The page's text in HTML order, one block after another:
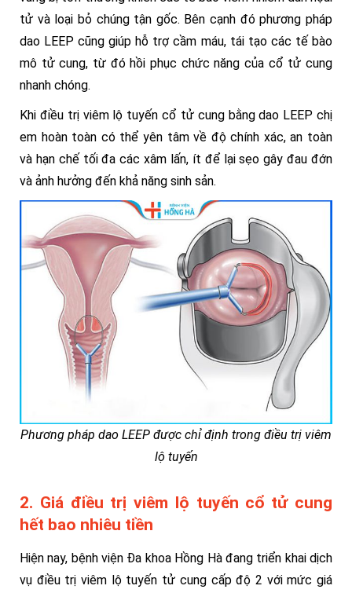
tử và loại bỏ chúng tận gốc. Bên cạnh đó phương pháp
dao LEEP cũng giúp hỗ trợ cầm máu, tái tạo các tế bào
mô tử cung, từ đó hồi phục chức năng của cổ tử cung
nhanh chóng.
Khi điều trị viêm lộ tuyến cổ tử cung bằng dao LEEP chị
em hoàn toàn có thể yên tâm về độ chính xác, an toàn
và hạn chế tối đa các xâm lấn, ít để lại sẹo gây đau đớn
và ảnh hưởng đến khả năng sinh sản.
Phương pháp dao LEEP được chỉ định trong điều trị viêm
lộ tuyến
2. Giá điều trị viêm lộ tuyến cổ tử cung
hết bao nhiêu tiền
Hiện nay, bệnh viện Đa khoa Hồng Hà đang triển khai dịch
vụ điều trị viêm lộ tuyến tử cung cấp độ 2 với mức giá